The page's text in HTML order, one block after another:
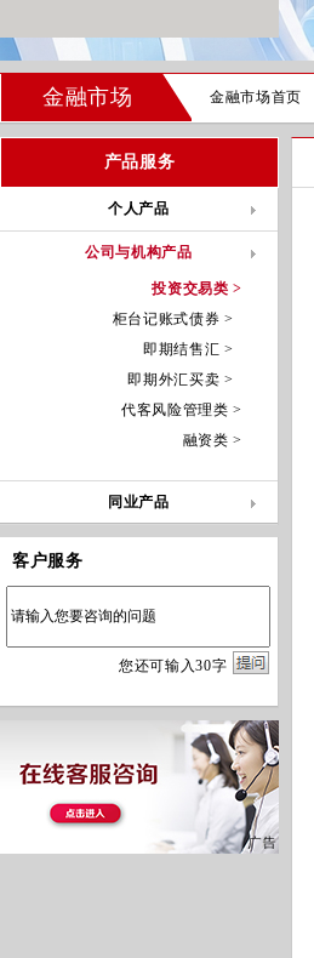
金融市场 金融市场首页
产品服务
个人产品
公司与机构产品
投资交易类 >
柜台记账式债券 >
即期结售汇 >
即期外汇买卖 >
代客风险管理类 >
融资类 >
同业产品
客户服务
您还可输入30字